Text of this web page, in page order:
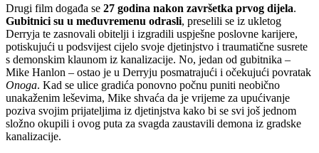
Drugi film događa se 27 godina nakon završetka prvog dijela.
Gubitnici su u međuvremenu odrasli, preselili se iz ukletog
Derryja te zasnovali obitelji i izgradili uspješne poslovne karijere,
potiskujući u podsvijest cijelo svoje djetinjstvo i traumatične susrete
s demonskim klaunom iz kanalizacije. No, jedan od gubitnika –
Mike Hanlon – ostao je u Derryju posmatrajući i očekujući povratak
Onoga. Kad se ulice gradića ponovno počnu puniti neobično
unakaženim leševima, Mike shvaća da je vrijeme za upućivanje
poziva svojim prijateljima iz djetinjstva kako bi se svi još jednom
složno okupili i ovog puta za svagda zaustavili demona iz gradske
kanalizacije.